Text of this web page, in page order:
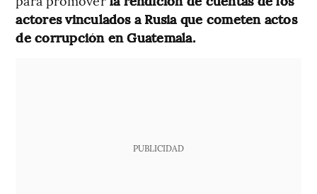
actores vinculados a Rusia que cometen actos
de corrupción en Guatemala.
PUBLICIDAD